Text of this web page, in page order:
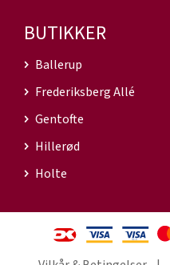
BUTIKKER
Ballerup
Frederiksberg Allé
Gentofte
Hillerød
Holte